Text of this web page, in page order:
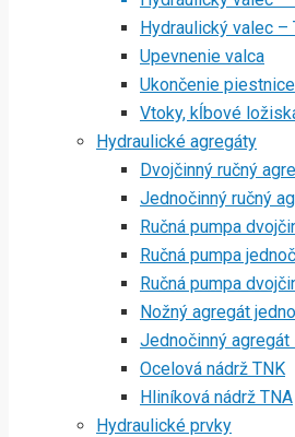
Hydraulický valec –
Upevnenie valca
Ukončenie piestnice
Vtoky, kĺbové
Hydraulické agregáty
Dvojčinný ručný
Jednočinný ručný
Ručná pumpa
Ručná pumpa
Ručná pumpa
Nožný agregát
Jednočinný
Ocelová nádrž TNK
Hliníková nádrž TNA
Hydraulické prvky